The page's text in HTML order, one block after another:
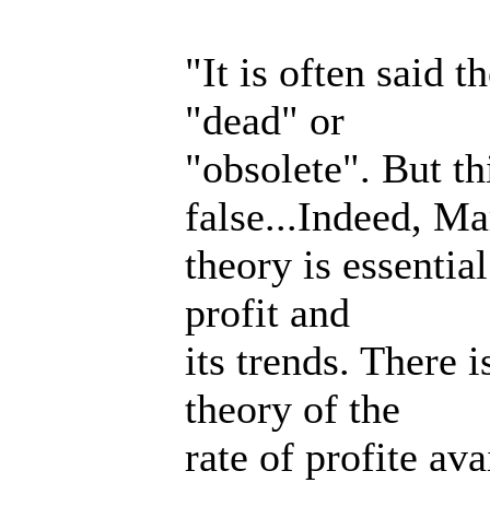
"It is often said
"dead" or
"obsolete". But
false...Indeed,
theory is
profit and
its trends. There
theory of the
rate of profite